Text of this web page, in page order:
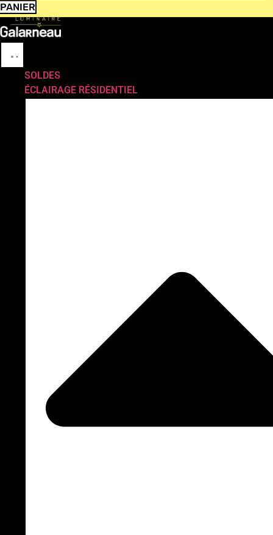
PANIER
SOLDES
ÉCLAIRAGE RÉSIDENTIEL